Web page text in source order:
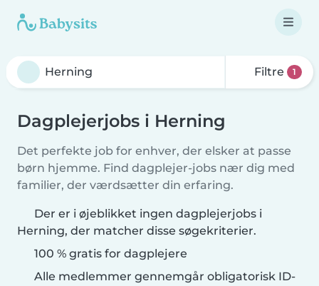
Filtre 1
Dagplejerjobs i Herning
Det perfekte job for enhver, der elsker at passe
børn hjemme. Find dagplejer-jobs nær dig med
familier, der værdsætter din erfaring.
Der er i øjeblikket ingen dagplejerjobs i
Herning, der matcher disse søgekriterier.
100 % gratis for dagplejere
Alle medlemmer gennemgår obligatorisk ID-